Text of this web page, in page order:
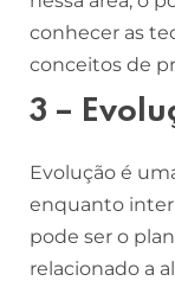
conhecer as
conceitos de
3 –
Evolução é
enquanto
pode ser o
relacionado a